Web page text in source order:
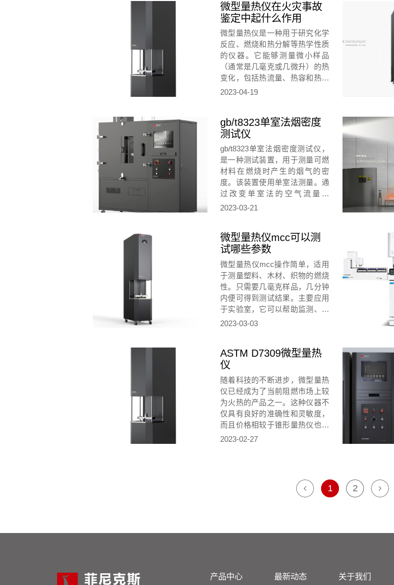
微型量热仪在火灾事故
鉴定中起什么作用
微型量热仪是一种用于研究化学
反应、燃烧和热分解等热学性质
的仪器。它能够测量微小样品
（通常是几毫克或几微升）的热
变化，包括热流量、热容和热反
应热等。微型量热仪可用于分析
聚合物、材料科学、化学工业等
领域。
2023-04-19
gb/t8323单室法烟密度
测试仪
gb/t8323单室法烟密度测试仪，
是一种测试装置，用于测量可燃
材料在燃烧时产生的烟气的密
度。该装置使用单室法测量。通
过改变单室法的空气流量调
节），使测试产生烟雾的体积发
化量，从而测定出可燃材料的烟
密度。
2023-03-21
微型量热仪mcc可以测
试哪些参数
微型量热仪mcc操作简单，适用
于测量塑料、木材、织物的燃烧
性。只需要几毫克样品，几分钟
内便可得到测试结果。主要应用
于实验室，它可以帮助监测、记
录和报告测试样品的燃烧速率，
有助于制造商调整工艺流程以及
提高产品质量，同时还能提供关
于产品/生产过程中各种参数的重
要信息，下面我就给大家具体介
绍一下微型量热仪mcc可以测试
哪些参数。
2023-03-03
ASTM D7309微型量热
仪
随着科技的不断进步，微型量热
仪已经成为了当前阻燃市场上较
为火热的产品之一。这种仪器不
仅具有良好的准确性和灵敏度，
而且价格相较于锥形量热仪也比
较低。
2023-02-27
1 2
产品中心 最新动态 关于我们